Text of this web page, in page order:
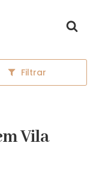
Filtrar
Vila